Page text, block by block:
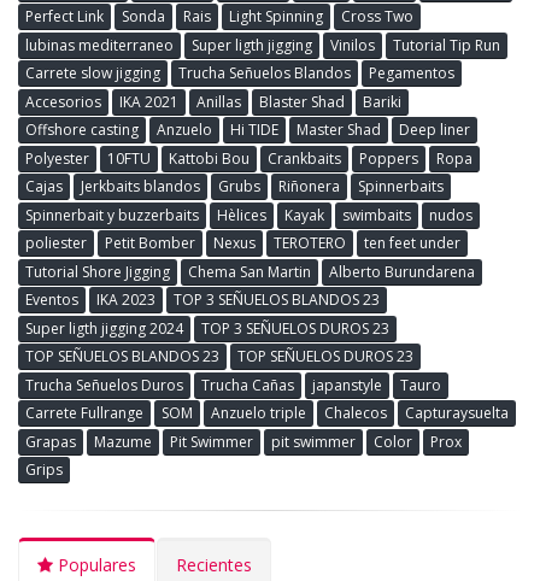
Perfect Link
Sonda Rais Light Spinning
Cross Two
lubinas mediterraneo
Super ligth jigging Vinilos
Tutorial Tip Run
Carrete slow jigging
Trucha Señuelos Blandos
Pegamentos
Accesorios
IKA 2021 Anillas Blaster Shad
Bariki
Offshore casting
Anzuelo Hi TIDE Master Shad
Deep liner
Polyester
10FTU Kattobi Bou Crankbaits Poppers
Ropa
Cajas
Jerkbaits blandos Grubs Riñonera
Spinnerbaits
Spinnerbait y buzzerbaits
Hèlices Kayak swimbaits
nudos
poliester
Petit Bomber Nexus TEROTERO
ten feet under
Tutorial Shore Jigging
Chema San Martin
Alberto Burundarena
Eventos
IKA 2023
TOP 3 SEÑUELOS BLANDOS 23
Super ligth jigging 2024
TOP 3 SEÑUELOS DUROS 23
TOP SEÑUELOS BLANDOS 23
TOP SEÑUELOS DUROS 23
Trucha Señuelos Duros
Trucha Cañas japanstyle
Tauro
Carrete Fullrange
SOM Anzuelo triple Chalecos
Capturaysuelta
Grapas
Mazume Pit Swimmer pit swimmer Color
Prox
Grips
Populares Recientes